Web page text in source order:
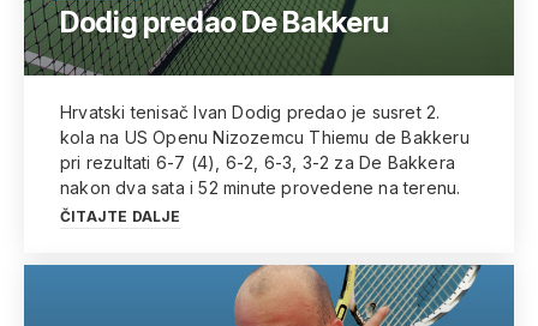
Dodig predao De Bakkeru
Hrvatski tenisač Ivan Dodig predao je susret 2.
kola na US Openu Nizozemcu Thiemu de Bakkeru
pri rezultati 6-7 (4), 6-2, 6-3, 3-2 za De Bakkera
nakon dva sata i 52 minute provedene na terenu.
ČITAJTE DALJE